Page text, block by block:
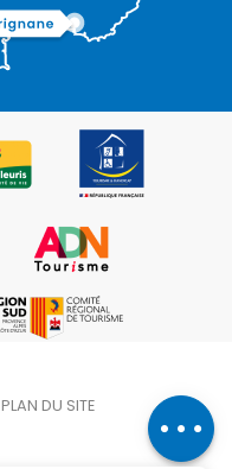
par email
PLAN DU SITE